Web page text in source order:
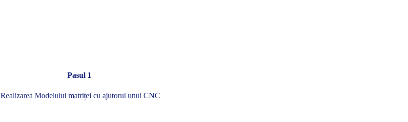
Pasul 1
Realizarea Modelului matriței cu ajutorul unui CNC